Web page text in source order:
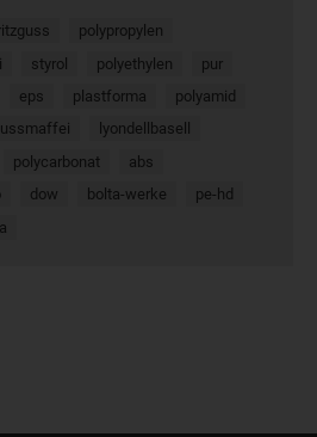
polypropylen
styrol polyethylen
pur
eps plastforma
polyamid
lyondellbasell
polycarbonat
abs
dow bolta-werke
pe-hd